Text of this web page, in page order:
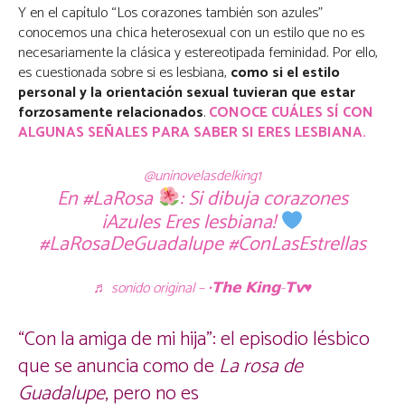
Y en el capítulo “Los corazones también son azules”
conocemos una chica heterosexual con un estilo que no es
necesariamente la clásica y estereotipada feminidad. Por ello,
es cuestionada sobre si es lesbiana, como si el estilo
personal y la orientación sexual tuvieran que estar
forzosamente relacionados.CONOCE CUÁLES SÍ CON
ALGUNAS SEÑALES PARA SABER SI ERES LESBIANA.
@uninovelasdelking1
En#LaRosa : Si dibuja corazones
¡Azules Eres lesbiana!
#LaRosaDeGuadalupe#ConLasEstrellas
♬ sonido original – •𝗧𝗵𝗲 𝗞𝗶𝗻𝗴-𝗧𝘃♥︎
“Con la amiga de mi hija”: el episodio lésbico
que se anuncia como deLa rosa de
Guadalupe, pero no es